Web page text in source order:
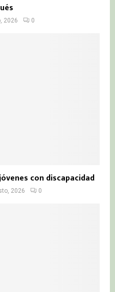
2026 0
con discapacidad
2026 0